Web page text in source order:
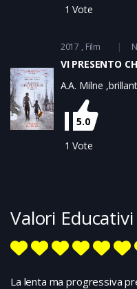
candidatura di
1 Vote
2017 Film
VI PRESENTO
A.A. Milne
Guerra
il figlioletto e
al suo
planetario della
5.0
1 Vote
Valori Educativi
La lenta ma progressiva